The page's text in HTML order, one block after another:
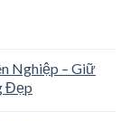
Nghiệp – Giữ
Đẹp